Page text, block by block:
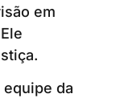
em
da